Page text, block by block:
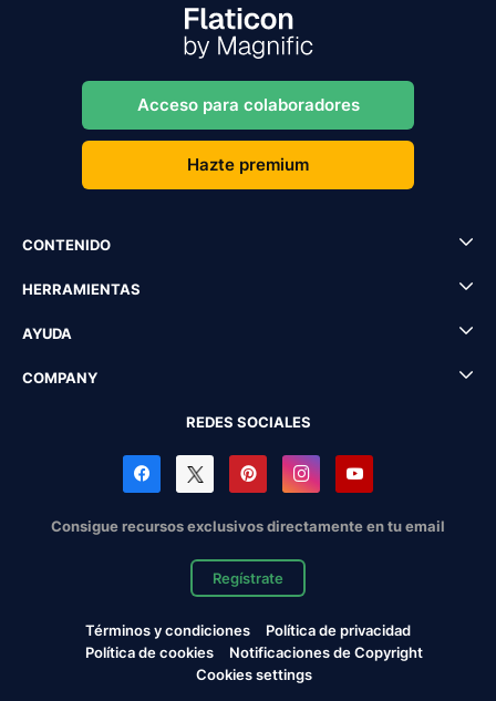
Acceso para colaboradores
Hazte premium
CONTENIDO
HERRAMIENTAS
AYUDA
COMPANY
REDES SOCIALES
Consigue recursos exclusivos directamente en tu email
Regístrate
Términos y condiciones
Política de privacidad
Política de cookies
Notificaciones de Copyright
Cookies settings